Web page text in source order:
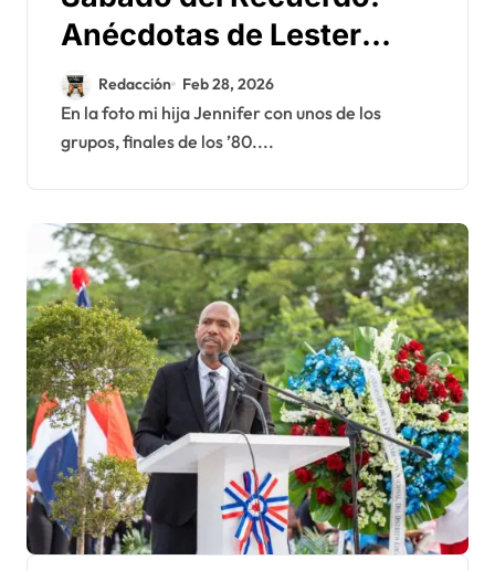
Anécdotas de Lester
McKenzie – El Carnaval
de los ’60 y ’70 (2)
Redacción Feb 28, 2026
En la foto mi hija Jennifer con unos de los
grupos, finales de los ’80....